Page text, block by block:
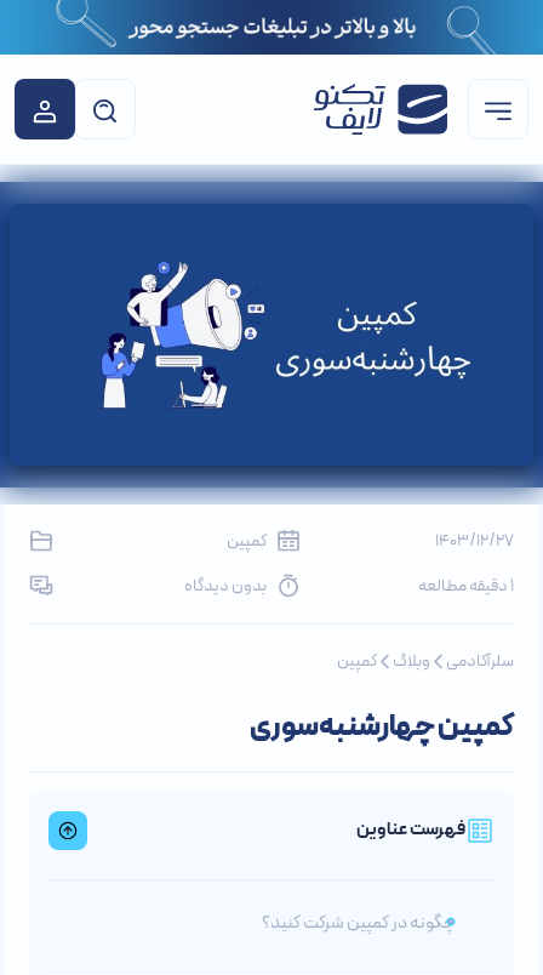
1403/12/27
کمپین
1 دقیقه مطالعه
بدون دیدگاه
سلرآکادمی وبلاگ کمپین
کمپین چهارشنبه‌سوری
فهرست عناوین
چگونه در کمپین شرکت کنید؟